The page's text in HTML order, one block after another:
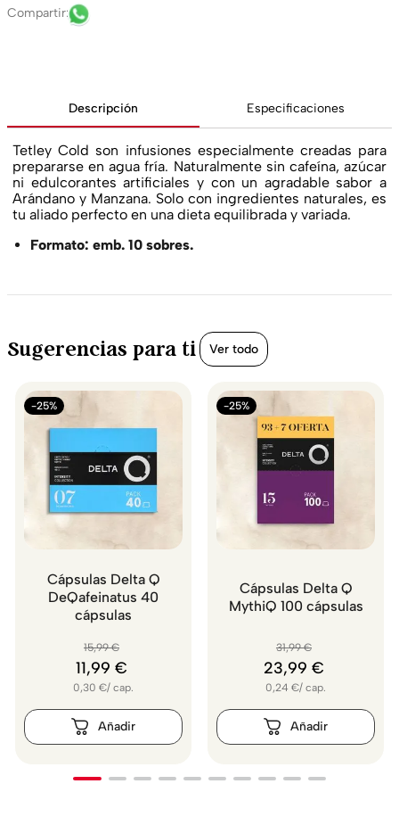
Descripción Especificaciones
Tetley Cold son infusiones especialmente creadas para
prepararse en agua fría. Naturalmente sin cafeína, azúcar
ni edulcorantes artificiales y con un agradable sabor a
Arándano y Manzana. Solo con ingredientes naturales, es
tu aliado perfecto en una dieta equilibrada y variada.
Formato: emb. 10 sobres.
Sugerencias para ti Ver todo
-25%
Cápsulas Delta Q
DeQafeinatus 40
cápsulas
15,99 €
11,99 €
0,30 €/ cap.
-25%
Cápsulas Delta Q
MythiQ 100 cápsulas
31,99 €
23,99 €
0,24 €/ cap.